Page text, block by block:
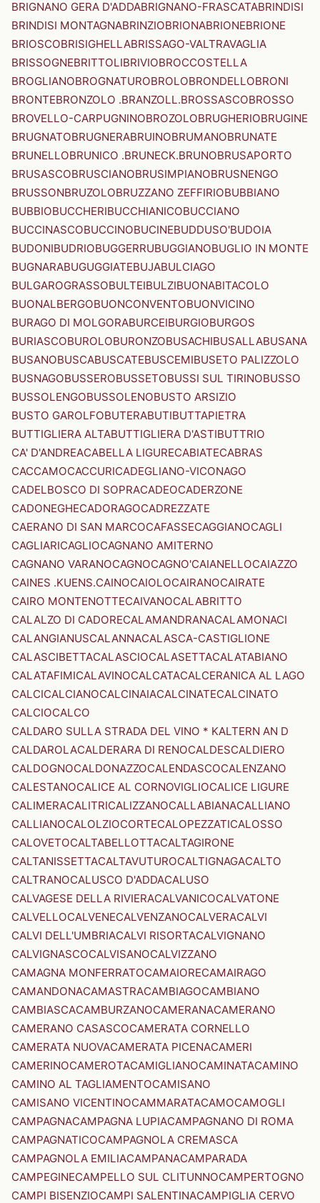
BRIGNANO GERA D'ADDABRIGNANO-FRASCATABRINDISI
BRINDISI MONTAGNABRINZIOBRIONABRIONEBRIONE
BRIOSCOBRISIGHELLABRISSAGO-VALTRAVAGLIA
BRISSOGNEBRITTOLIBRIVIOBROCCOSTELLA
BROGLIANOBROGNATUROBROLOBRONDELLOBRONI
BRONTEBRONZOLO .BRANZOLL.BROSSASCOBROSSO
BROVELLO-CARPUGNINOBROZOLOBRUGHERIOBRUGINE
BRUGNATOBRUGNERABRUINOBRUMANOBRUNATE
BRUNELLOBRUNICO .BRUNECK.BRUNOBRUSAPORTO
BRUSASCOBRUSCIANOBRUSIMPIANOBRUSNENGO
BRUSSONBRUZOLOBRUZZANO ZEFFIRIOBUBBIANO
BUBBIOBUCCHERIBUCCHIANICOBUCCIANO
BUCCINASCOBUCCINOBUCINEBUDDUSO'BUDOIA
BUDONIBUDRIOBUGGERRUBUGGIANOBUGLIO IN MONTE
BUGNARABUGUGGIATEBUJABULCIAGO
BULGAROGRASSOBULTEIBULZIBUONABITACOLO
BUONALBERGOBUONCONVENTOBUONVICINO
BURAGO DI MOLGORABURCEIBURGIOBURGOS
BURIASCOBUROLOBURONZOBUSACHIBUSALLABUSANA
BUSANOBUSCABUSCATEBUSCEMIBUSETO PALIZZOLO
BUSNAGOBUSSEROBUSSETOBUSSI SUL TIRINOBUSSO
BUSSOLENGOBUSSOLENOBUSTO ARSIZIO
BUSTO GAROLFOBUTERABUTIBUTTAPIETRA
BUTTIGLIERA ALTABUTTIGLIERA D'ASTIBUTTRIO
CA' D'ANDREACABELLA LIGURECABIATECABRAS
CACCAMOCACCURICADEGLIANO-VICONAGO
CADELBOSCO DI SOPRACADEOCADERZONE
CADONEGHECADORAGOCADREZZATE
CAERANO DI SAN MARCOCAFASSECAGGIANOCAGLI
CAGLIARICAGLIOCAGNANO AMITERNO
CAGNANO VARANOCAGNOCAGNO'CAIANELLOCAIAZZO
CAINES .KUENS.CAINOCAIOLOCAIRANOCAIRATE
CAIRO MONTENOTTECAIVANOCALABRITTO
CALALZO DI CADORECALAMANDRANACALAMONACI
CALANGIANUSCALANNACALASCA-CASTIGLIONE
CALASCIBETTACALASCIOCALASETTACALATABIANO
CALATAFIMICALAVINOCALCATACALCERANICA AL LAGO
CALCICALCIANOCALCINAIACALCINATECALCINATO
CALCIOCALCO
CALDARO SULLA STRADA DEL VINO * KALTERN AN D
CALDAROLACALDERARA DI RENOCALDESCALDIERO
CALDOGNOCALDONAZZOCALENDASCOCALENZANO
CALESTANOCALICE AL CORNOVIGLIOCALICE LIGURE
CALIMERACALITRICALIZZANOCALLABIANACALLIANO
CALLIANOCALOLZIOCORTECALOPEZZATICALOSSO
CALOVETOCALTABELLOTTACALTAGIRONE
CALTANISSETTACALTAVUTUROCALTIGNAGACALTO
CALTRANOCALUSCO D'ADDACALUSO
CALVAGESE DELLA RIVIERACALVANICOCALVATONE
CALVELLOCALVENECALVENZANOCALVERACALVI
CALVI DELL'UMBRIACALVI RISORTACALVIGNANO
CALVIGNASCOCALVISANOCALVIZZANO
CAMAGNA MONFERRATOCAMAIORECAMAIRAGO
CAMANDONACAMASTRACAMBIAGOCAMBIANO
CAMBIASCACAMBURZANOCAMERANACAMERANO
CAMERANO CASASCOCAMERATA CORNELLO
CAMERATA NUOVACAMERATA PICENACAMERI
CAMERINOCAMEROTACAMIGLIANOCAMINATACAMINO
CAMINO AL TAGLIAMENTOCAMISANO
CAMISANO VICENTINOCAMMARATACAMOCAMOGLI
CAMPAGNACAMPAGNA LUPIACAMPAGNANO DI ROMA
CAMPAGNATICOCAMPAGNOLA CREMASCA
CAMPAGNOLA EMILIACAMPANACAMPARADA
CAMPEGINECAMPELLO SUL CLITUNNOCAMPERTOGNO
CAMPI BISENZIOCAMPI SALENTINACAMPIGLIA CERVO